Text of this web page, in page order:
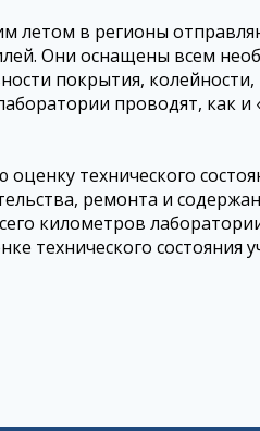
летом в регионы
Они оснащены всем
покрытия,
проводят, как
технического
ремонта и
километров
технического